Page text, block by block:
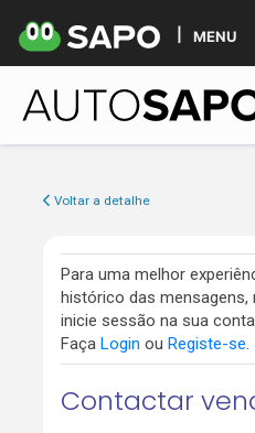
MENU
Voltar a detalhe
Para uma melhor
histórico das mensagens,
inicie sessão na sua
Faça Login ou Registe-se.
Contactar